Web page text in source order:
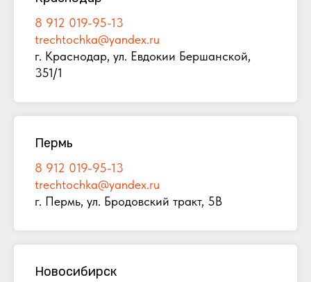
8 912 019-95-13
trechtochka@yandex.ru
г. Краснодар, ул. Евдокии Бершанской,
351/1
Пермь
8 912 019-95-13
trechtochka@yandex.ru
г. Пермь, ул. Бродовский тракт, 5В
Новосибирск